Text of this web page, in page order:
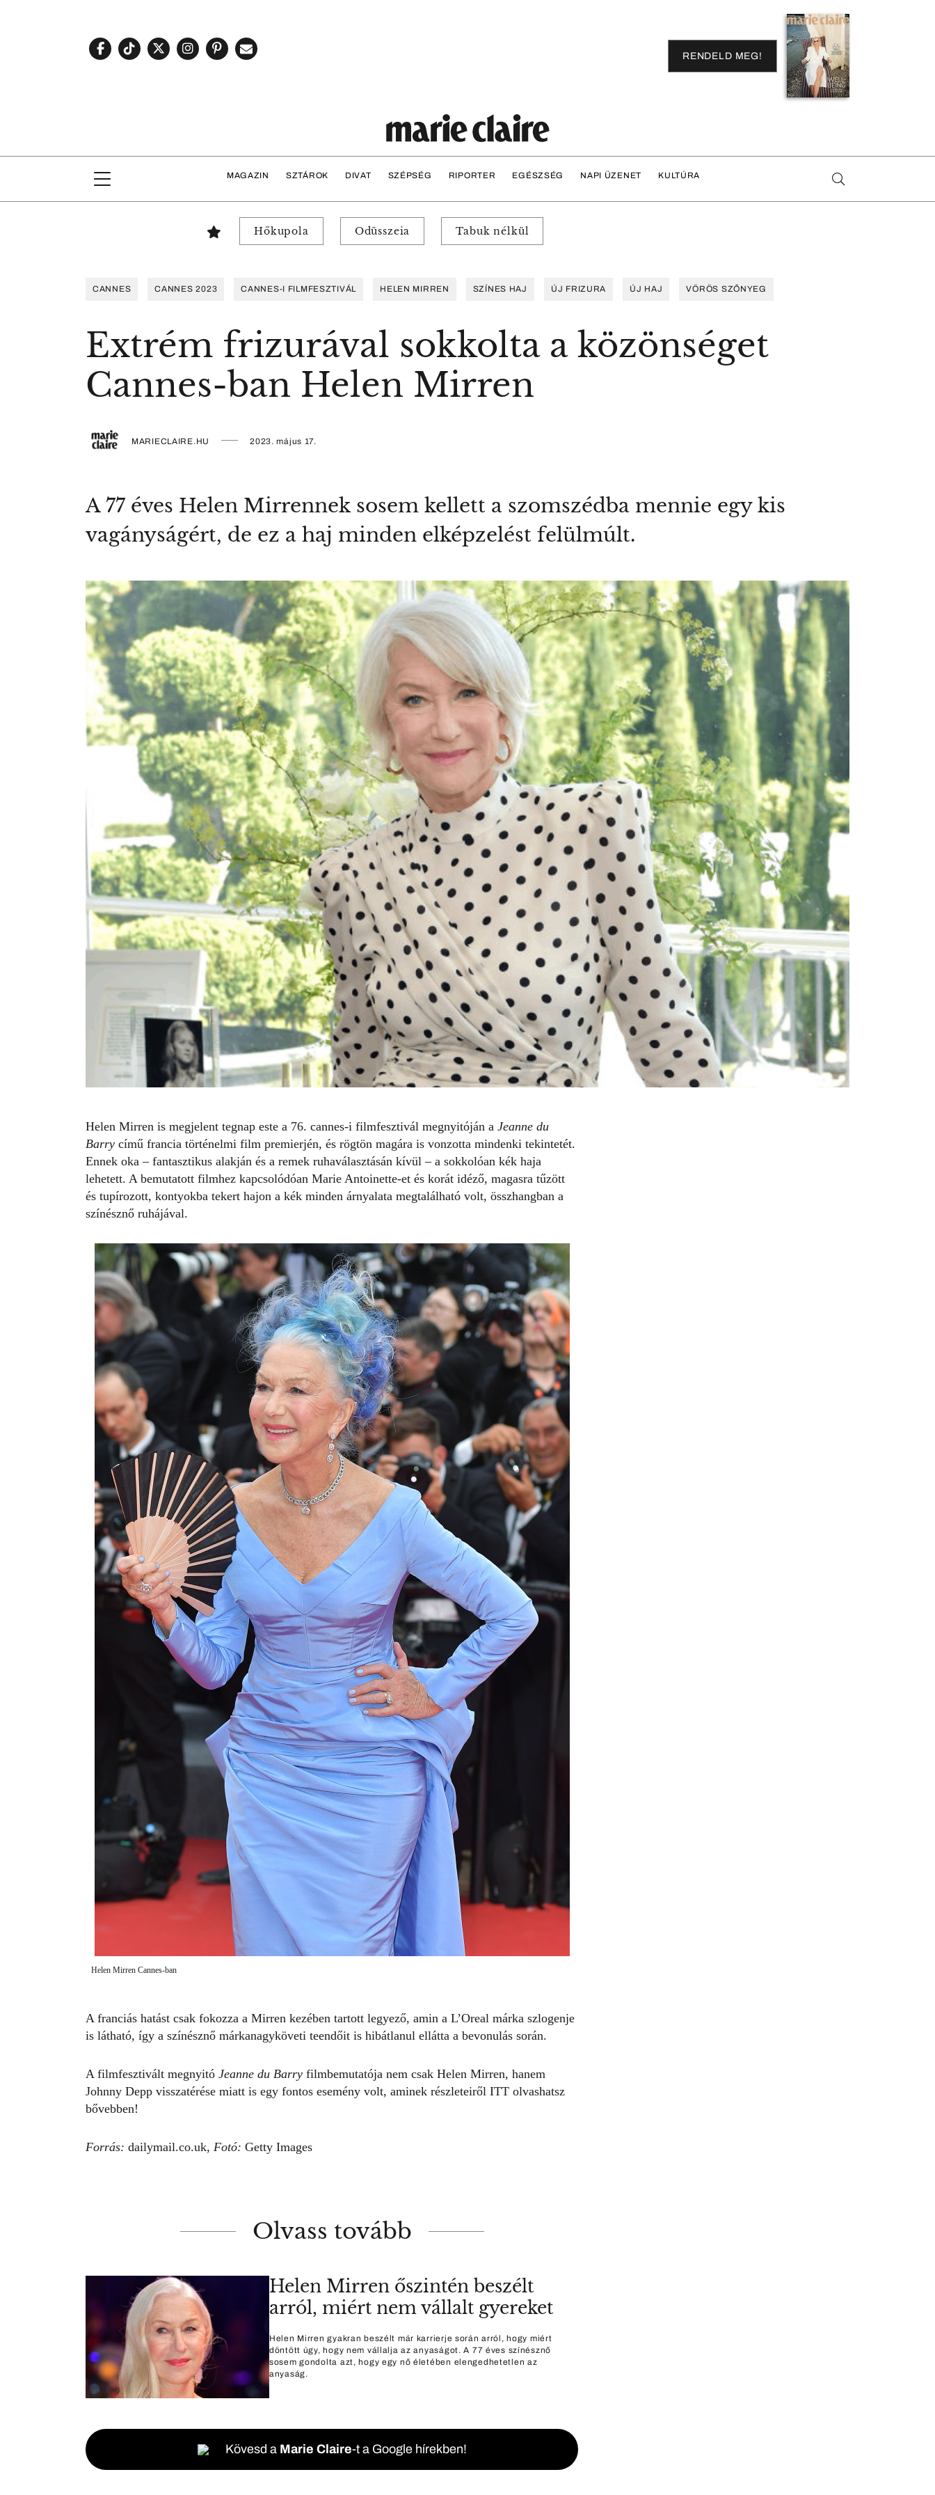
RENDELD MEG!
MAGAZIN SZTÁROK DIVAT SZÉPSÉG RIPORTER EGÉSZSÉG NAPI ÜZENET KULTÚRA
Hőkupola Odüsszeia Tabuk nélkül
CANNES CANNES 2023 CANNES-I FILMFESZTIVÁL HELEN MIRREN SZÍNES HAJ ÚJ FRIZURA ÚJ HAJ VÖRÖS SZŐNYEG
Extrém frizurával sokkolta a közönséget
Cannes-ban Helen Mirren
MARIECLAIRE.HU 2023. május 17.
A 77 éves Helen Mirrennek sosem kellett a szomszédba mennie egy kis
vagányságért, de ez a haj minden elképzelést felülmúlt.
Helen Mirren is megjelent tegnap este a 76. cannes-i filmfesztivál megnyitóján a Jeanne du
Barry című francia történelmi film premierjén, és rögtön magára is vonzotta mindenki tekintetét.
Ennek oka – fantasztikus alakján és a remek ruhaválasztásán kívül – a sokkolóan kék haja
lehetett. A bemutatott filmhez kapcsolódóan Marie Antoinette-et és korát idéző, magasra tűzött
és tupírozott, kontyokba tekert hajon a kék minden árnyalata megtalálható volt, összhangban a
színésznő ruhájával.
Helen Mirren Cannes-ban
A franciás hatást csak fokozza a Mirren kezében tartott legyező, amin a L’Oreal márka szlogenje
is látható, így a színésznő márkanagyköveti teendőit is hibátlanul ellátta a bevonulás során.
A filmfesztivált megnyitó Jeanne du Barry filmbemutatója nem csak Helen Mirren, hanem
Johnny Depp visszatérése miatt is egy fontos esemény volt, aminek részleteiről ITT olvashatsz
bővebben!
Forrás: dailymail.co.uk, Fotó: Getty Images
Olvass tovább
Helen Mirren őszintén beszélt
arról, miért nem vállalt gyereket
Helen Mirren gyakran beszélt már karrierje során arról, hogy miért
döntött úgy, hogy nem vállalja az anyaságot. A 77 éves színésznő
sosem gondolta azt, hogy egy nő életében elengedhetetlen az
anyaság.
Kövesd a Marie Claire-t a Google hírekben!